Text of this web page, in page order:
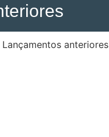
Lançamentos anteriores